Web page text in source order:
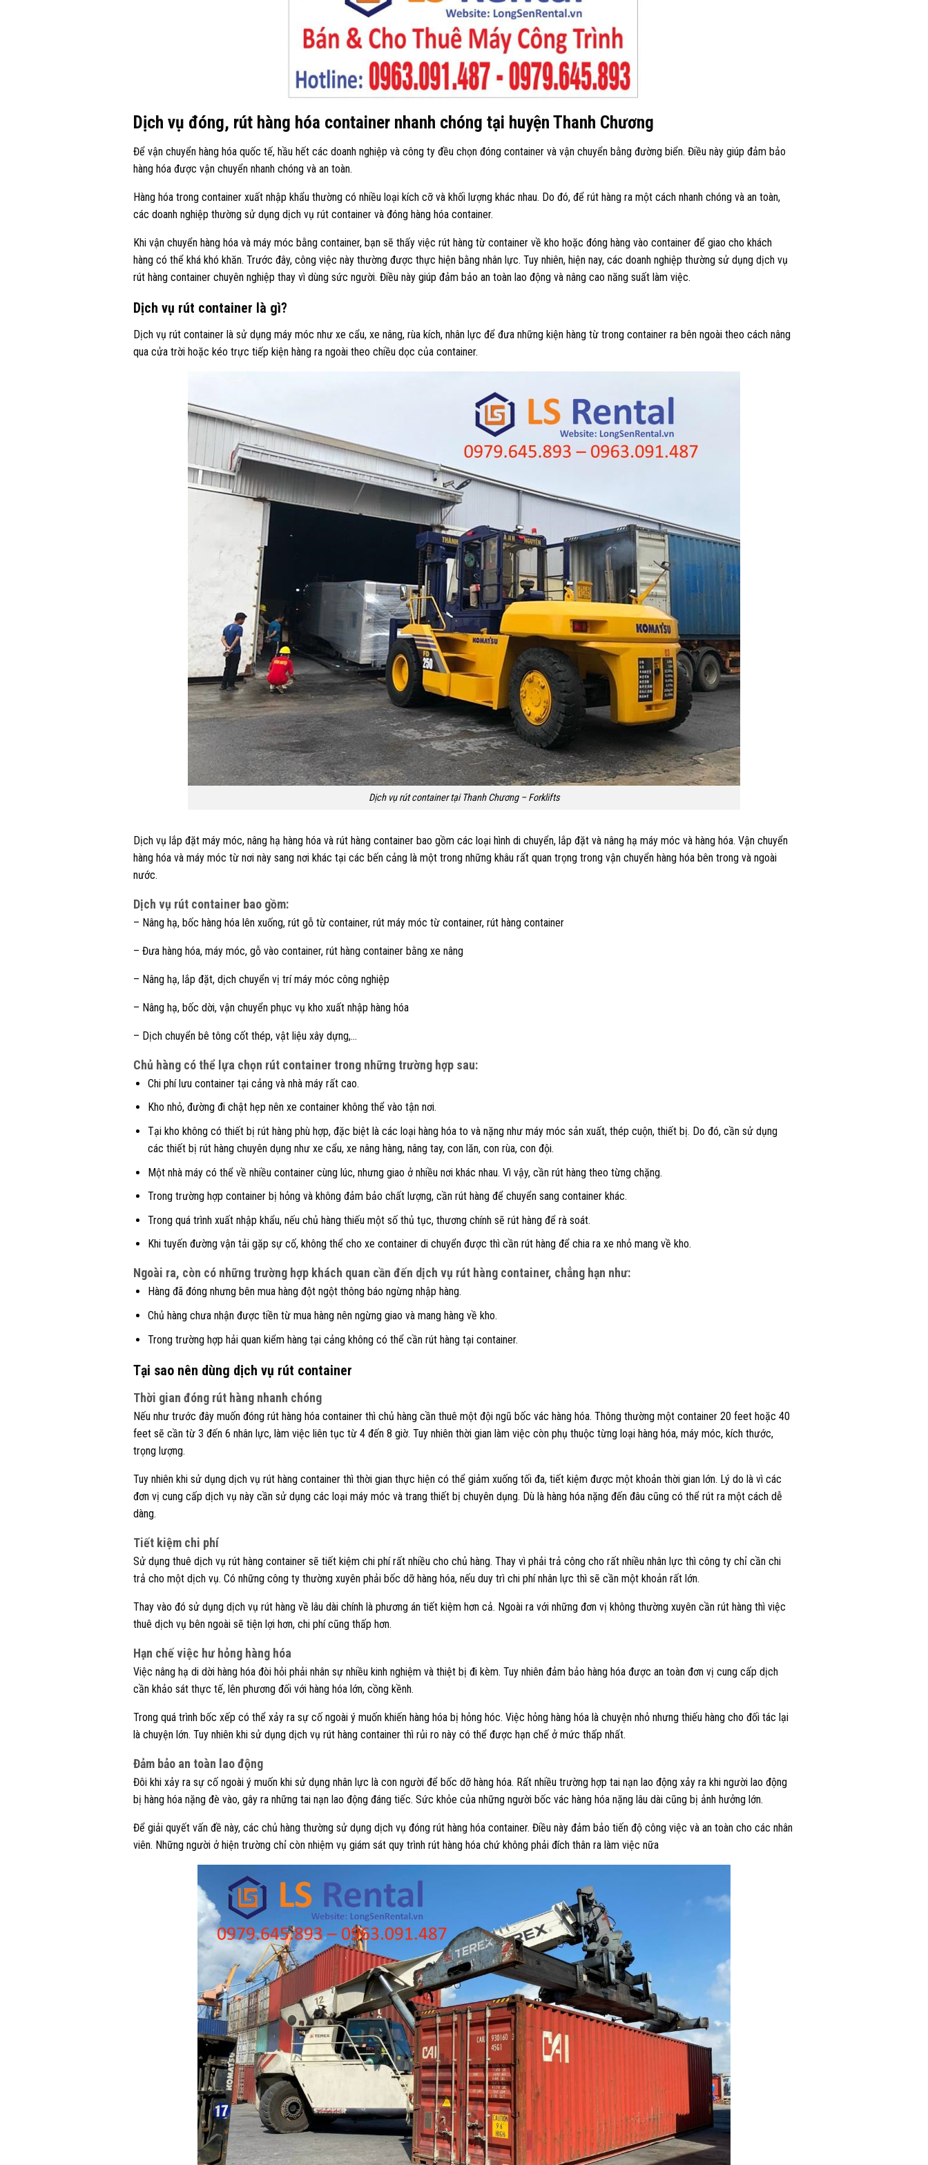
Dịch vụ đóng, rút hàng hóa container nhanh chóng tại huyện Thanh Chương
Để vận chuyển hàng hóa quốc tế, hầu hết các doanh nghiệp và công ty đều chọn đóng container và vận chuyển bằng đường biển. Điều này giúp đảm bảo
hàng hóa được vận chuyển nhanh chóng và an toàn.
Hàng hóa trong container xuất nhập khẩu thường có nhiều loại kích cỡ và khối lượng khác nhau. Do đó, để rút hàng ra một cách nhanh chóng và an toàn,
các doanh nghiệp thường sử dụng dịch vụ rút container và đóng hàng hóa container.
Khi vận chuyển hàng hóa và máy móc bằng container, bạn sẽ thấy việc rút hàng từ container về kho hoặc đóng hàng vào container để giao cho khách
hàng có thể khá khó khăn. Trước đây, công việc này thường được thực hiện bằng nhân lực. Tuy nhiên, hiện nay, các doanh nghiệp thường sử dụng dịch vụ
rút hàng container chuyên nghiệp thay vì dùng sức người. Điều này giúp đảm bảo an toàn lao động và nâng cao năng suất làm việc.
Dịch vụ rút container là gì?
Dịch vụ rút container là sử dụng máy móc như xe cẩu, xe nâng, rùa kích, nhân lực để đưa những kiện hàng từ trong container ra bên ngoài theo cách nâng
qua cửa trời hoặc kéo trực tiếp kiện hàng ra ngoài theo chiều dọc của container.
Dịch vụ rút container tại Thanh Chương – Forklifts
Dịch vụ lắp đặt máy móc, nâng hạ hàng hóa và rút hàng container bao gồm các loại hình di chuyển, lắp đặt và nâng hạ máy móc và hàng hóa. Vận chuyển
hàng hóa và máy móc từ nơi này sang nơi khác tại các bến cảng là một trong những khâu rất quan trọng trong vận chuyển hàng hóa bên trong và ngoài
nước.
Dịch vụ rút container bao gồm:
– Nâng hạ, bốc hàng hóa lên xuống, rút gỗ từ container, rút máy móc từ container, rút hàng container
– Đưa hàng hóa, máy móc, gỗ vào container, rút hàng container bằng xe nâng
– Nâng hạ, lắp đặt, dịch chuyển vị trí máy móc công nghiệp
– Nâng hạ, bốc dời, vận chuyển phục vụ kho xuất nhập hàng hóa
– Dịch chuyển bê tông cốt thép, vật liệu xây dựng,…
Chủ hàng có thể lựa chọn rút container trong những trường hợp sau:
Chi phí lưu container tại cảng và nhà máy rất cao.
Kho nhỏ, đường đi chật hẹp nên xe container không thể vào tận nơi.
Tại kho không có thiết bị rút hàng phù hợp, đặc biệt là các loại hàng hóa to và nặng như máy móc sản xuất, thép cuộn, thiết bị. Do đó, cần sử dụng
các thiết bị rút hàng chuyên dụng như xe cẩu, xe nâng hàng, nâng tay, con lăn, con rùa, con đội.
Một nhà máy có thể về nhiều container cùng lúc, nhưng giao ở nhiều nơi khác nhau. Vì vậy, cần rút hàng theo từng chặng.
Trong trường hợp container bị hỏng và không đảm bảo chất lượng, cần rút hàng để chuyển sang container khác.
Trong quá trình xuất nhập khẩu, nếu chủ hàng thiếu một số thủ tục, thương chính sẽ rút hàng để rà soát.
Khi tuyến đường vận tải gặp sự cố, không thể cho xe container di chuyển được thì cần rút hàng để chia ra xe nhỏ mang về kho.
Ngoài ra, còn có những trường hợp khách quan cần đến dịch vụ rút hàng container, chẳng hạn như:
Hàng đã đóng nhưng bên mua hàng đột ngột thông báo ngừng nhập hàng.
Chủ hàng chưa nhận được tiền từ mua hàng nên ngừng giao và mang hàng về kho.
Trong trường hợp hải quan kiểm hàng tại cảng không có thể cần rút hàng tại container.
Tại sao nên dùng dịch vụ rút container
Thời gian đóng rút hàng nhanh chóng
Nếu như trước đây muốn đóng rút hàng hóa container thì chủ hàng cần thuê một đội ngũ bốc vác hàng hóa. Thông thường một container 20 feet hoặc 40
feet sẽ cần từ 3 đến 6 nhân lực, làm việc liên tục từ 4 đến 8 giờ.Tuy nhiên thời gian làm việc còn phụ thuộc từng loại hàng hóa, máy móc, kích thước,
trọng lượng.
Tuy nhiên khi sử dụng dịch vụ rút hàng container thì thời gian thực hiện có thể giảm xuống tối đa, tiết kiệm được một khoản thời gian lớn. Lý do là vì các
đơn vị cung cấp dịch vụ này cần sử dụng các loại máy móc và trang thiết bị chuyên dụng. Dù là hàng hóa nặng đến đâu cũng có thể rút ra một cách dễ
dàng.
Tiết kiệm chi phí
Sử dụng thuê dịch vụ rút hàng container sẽ tiết kiệm chi phí rất nhiều cho chủ hàng. Thay vì phải trả công cho rất nhiều nhân lực thì công ty chỉ cần chi
trả cho một dịch vụ. Có những công ty thường xuyên phải bốc dỡ hàng hóa, nếu duy trì chi phí nhân lực thì sẽ cần một khoản rất lớn.
Thay vào đó sử dụng dịch vụ rút hàng về lâu dài chính là phương án tiết kiệm hơn cả. Ngoài ra với những đơn vị không thường xuyên cần rút hàng thì việc
thuê dịch vụ bên ngoài sẽ tiện lợi hơn, chi phí cũng thấp hơn.
Hạn chế việc hư hỏng hàng hóa
Việc nâng hạ di dời hàng hóa đòi hỏi phải nhân sự nhiều kinh nghiệm và thiệt bị đi kèm. Tuy nhiên đảm bảo hàng hóa được an toàn đơn vị cung cấp dịch
cần khảo sát thực tế, lên phương đối với hàng hóa lớn, cồng kềnh.
Trong quá trình bốc xếp có thể xảy ra sự cố ngoài ý muốn khiến hàng hóa bị hỏng hóc. Việc hỏng hàng hóa là chuyện nhỏ nhưng thiếu hàng cho đối tác lại
là chuyện lớn. Tuy nhiên khi sử dụng dịch vụ rút hàng container thì rủi ro này có thể được hạn chế ở mức thấp nhất.
Đảm bảo an toàn lao động
Đôi khi xảy ra sự cố ngoài ý muốn khi sử dụng nhân lực là con người để bốc dỡ hàng hóa. Rất nhiều trường hợp tai nạn lao động xảy ra khi người lao động
bị hàng hóa nặng đè vào, gây ra những tai nạn lao động đáng tiếc. Sức khỏe của những người bốc vác hàng hóa nặng lâu dài cũng bị ảnh hưởng lớn.
Để giải quyết vấn đề này, các chủ hàng thường sử dụng dịch vụ đóng rút hàng hóa container. Điều này đảm bảo tiến độ công việc và an toàn cho các nhân
viên. Những người ở hiện trường chỉ còn nhiệm vụ giám sát quy trình rút hàng hóa chứ không phải đích thân ra làm việc nữa